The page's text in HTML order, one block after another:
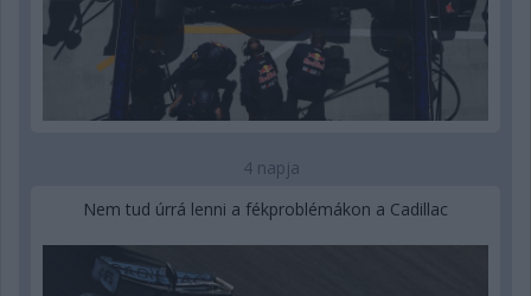
4 napja
Nem tud úrrá lenni a fékproblémákon a Cadillac